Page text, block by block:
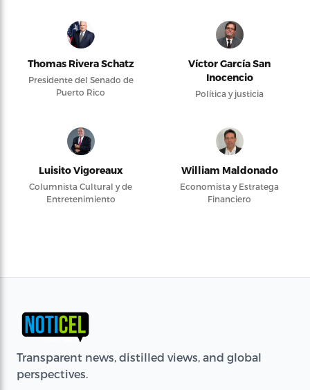
Thomas Rivera Schatz
Presidente del Senado de
Puerto Rico
Víctor García San
Inocencio
Política y justicia
Luisito Vigoreaux
Columnista Cultural y de
Entretenimiento
William Maldonado
Economista y Estratega
Financiero
Transparent news, distilled views, and global
perspectives.